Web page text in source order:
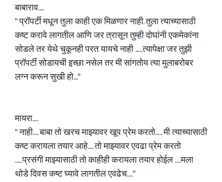
बाबाराव....
" प्रॉपर्टी मधून तुला काही एक मिळणार नाही. तुला त्याच्यासाठी
कष्ट करावे लागतील आणि जर त्रासून तुम्ही दोघांनी एकमेकांना
सोडले तर येथे चुकूनही परत यायचे नाही .....त्यापेक्षा जर तुझी
प्रॉपर्टी सोडायची इच्छा नसेल तर मी सांगतोय त्या मुलाबरोबर
लग्न करून सुखी हो..."
मायरा....
" नाही.... बाबा तो खरच माझ्यावर खूप प्रेम करतो..... मी त्याच्यासाठी
कष्ट करायला तयार आहे.... तो माझ्यावर एवढा प्रेम करतो
.....प्रसंगी माझ्यासाठी तो काहीही करायला तयार होईल ....मला
थोडे दिवस कष्ट घ्यावे लागतील एवढेच...."